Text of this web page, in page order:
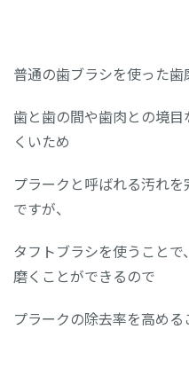
普通の歯ブラシを使った歯
歯と歯の間や歯肉との境
くいため
プラークと呼ばれる汚れ
ですが、
タフトブラシを使うこと
磨くことができるので
プラークの除去率を高め